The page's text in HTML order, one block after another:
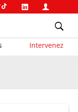
Intervenez